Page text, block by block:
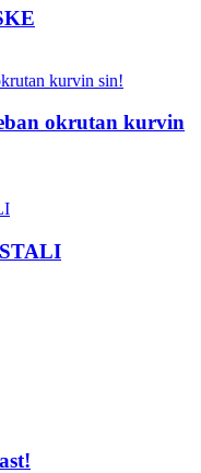
okrutan kurvin